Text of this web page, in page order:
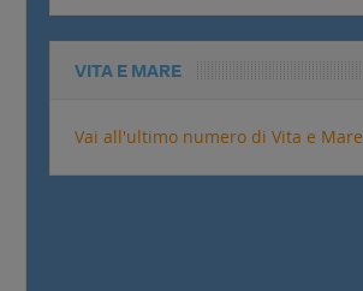
VITA E MARE
Vai all'ultimo numero di Vita e Mare